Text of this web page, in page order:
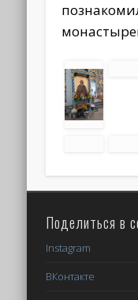
Поделиться в
Instagram
ВКонтакте